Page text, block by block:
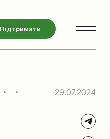
Підтримати
29.07.2024